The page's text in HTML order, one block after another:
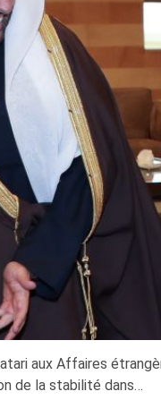
aux Affaires
de la stabilité dans…